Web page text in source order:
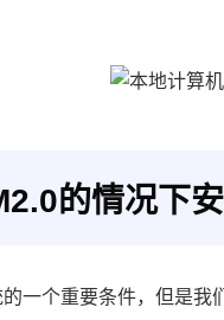
的情况下安
一个重要条件，但是